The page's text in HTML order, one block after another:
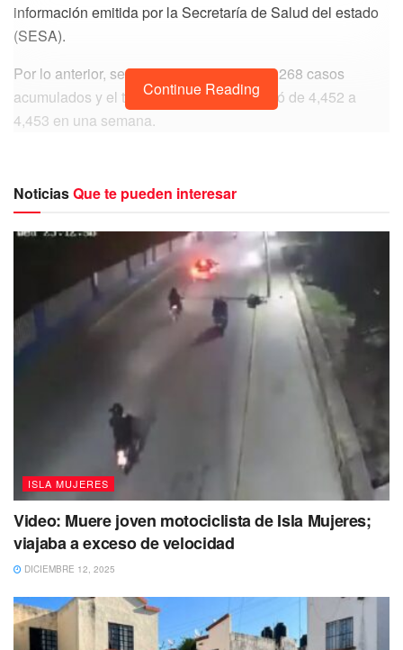
información emitida por la Secretaría de Salud del estado
(SESA).
Por lo anterior, se pasó de 118,136 a 118,268 casos
acumulados y el total de defunciones pasó de 4,452 a
4,453 en una semana.
en seguimiento bajaron de 676 a 426.
Continue Reading
NoticiasQue te pueden interesar
ISLA MUJERES
Video: Muere joven motociclista de Isla Mujeres;
viajaba a exceso de velocidad
DICIEMBRE 12, 2025